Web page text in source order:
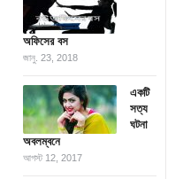
অফিসের বস
জানু. 23, 2018
একটি
সত্য
ঘটনা
অবলম্বনে
আগস্ট 12, 2017